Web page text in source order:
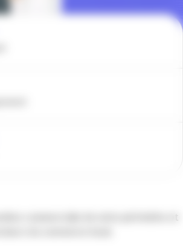
commerciale de votre périmètre et
du commerce local.